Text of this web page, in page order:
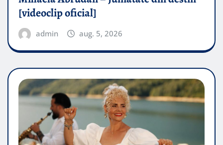
[videoclip oficial]
admin aug. 5, 2026